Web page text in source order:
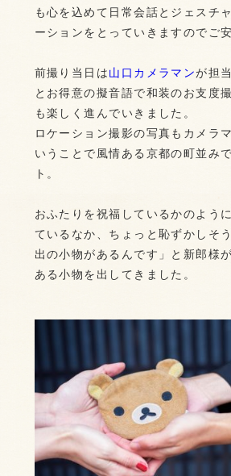
も心を込めて日常会話とジェスチ
ーションをとっていきますのでご安
前撮り当日は山口カメラマンが担
とお得意の擬音語で和装のお支度
も楽しく進んでいきました。
ロケーション撮影の写真もカメラ
いうことで風情ある京都の町並み
ト。
おふたりを祝福しているかのよう
ているなか、ちょっと恥ずかしそ
出の小物があるんです」と新郎様
ある小物を出してきました。